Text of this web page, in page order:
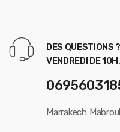
DES QUESTIONS
VENDREDI DE
Marrakech